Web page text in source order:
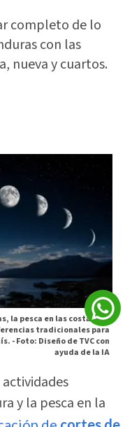
completo de lo
con las
nueva y cuartos.
la pesca en las costas del
tradicionales para
-Foto: Diseño de TVC con
ayuda de la IA
y la pesca en la